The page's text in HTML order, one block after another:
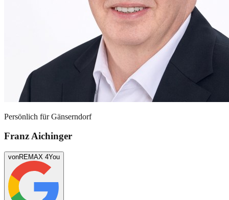
Persönlich fürGänserndorf
Franz Aichinger
vonREMAX 4You